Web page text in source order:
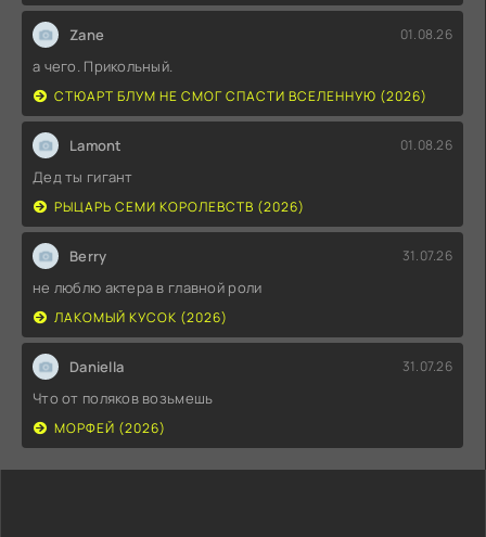
Zane 01.08.26
а чего. Прикольный.
СТЮАРТ БЛУМ НЕ СМОГ СПАСТИ ВСЕЛЕННУЮ (2026)
Lamont 01.08.26
Дед ты гигант
РЫЦАРЬ СЕМИ КОРОЛЕВСТВ (2026)
Berry 31.07.26
не люблю актера в главной роли
ЛАКОМЫЙ КУСОК (2026)
Daniella 31.07.26
Что от поляков возьмешь
МОРФЕЙ (2026)